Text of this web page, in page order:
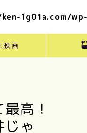
1g01a.com/wp-
映画
高！
ゃ